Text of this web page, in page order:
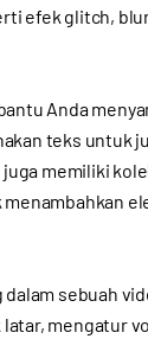
efek glitch,
Anda
teks untuk
memiliki
sebuah
mengatur